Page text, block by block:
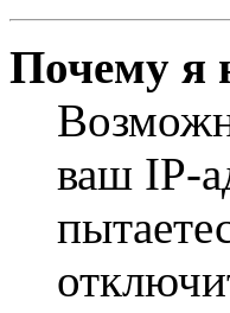
Почему я
ваш IP-